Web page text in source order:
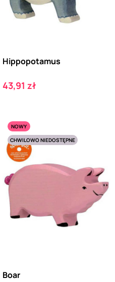
Hippopotamus
Cena
43,91 zł
NOWY
CHWILOWO NIEDOSTĘPNE
Boar